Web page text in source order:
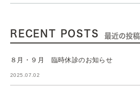
RECENT POSTS 最近の投稿
８月・９月 臨時休診のお知らせ
2025.07.02